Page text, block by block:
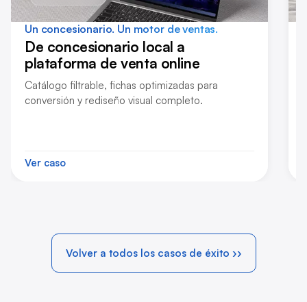
Un concesionario. Un motor de ventas.
De concesionario local a
plataforma de venta online
Catálogo filtrable, fichas optimizadas para
conversión y rediseño visual completo.
Ver caso
Volver a todos los casos de éxito ››